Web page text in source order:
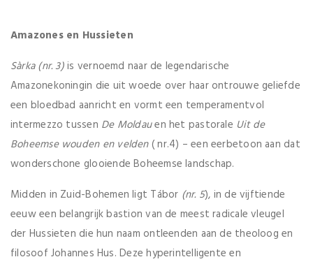
Amazones en Hussieten
Sàrka (nr. 3)is vernoemd naar de legendarische
Amazonekoningin die uit woede over haar ontrouwe geliefde
een bloedbad aanricht en vormt een temperamentvol
intermezzo tussen De Moldauen het pastorale Uit de
Boheemse wouden en velden( nr.4) – een eerbetoon aan dat
wonderschone glooiende Boheemse landschap.
Midden in Zuid-Bohemen ligt Tábor (nr. 5), in de vijftiende
eeuw een belangrijk bastion van de meest radicale vleugel
der Hussieten die hun naam ontleenden aan de theoloog en
filosoof Johannes Hus. Deze hyperintelligente en